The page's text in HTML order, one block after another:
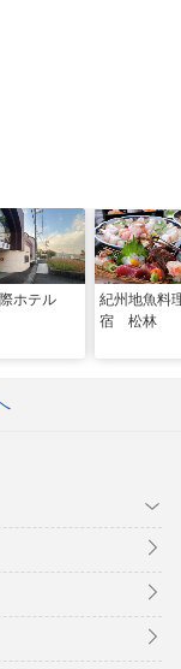
ホテル
紀州地魚
宿 松林